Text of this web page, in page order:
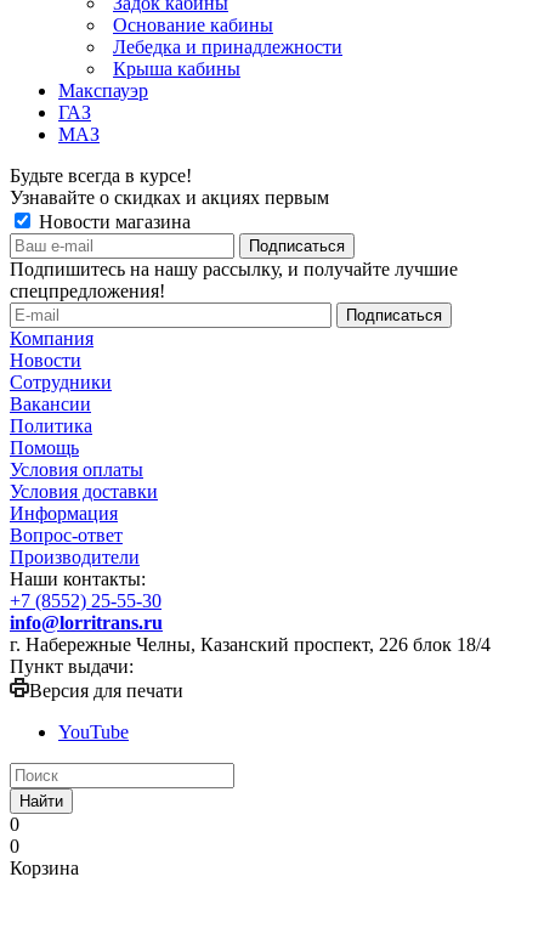
Основание кабины
Лебедка и принадлежности
Крыша кабины
Макспауэр
ГАЗ
МАЗ
Будьте всегда в курсе!
Узнавайте о скидках и акциях первым
Новости магазина
Подпишитесь на нашу рассылку, и получайте лучшие
спецпредложения!
Компания
Новости
Сотрудники
Вакансии
Политика
Помощь
Условия оплаты
Условия доставки
Информация
Вопрос-ответ
Производители
Наши контакты:
+7 (8552) 25-55-30
info@lorritrans.ru
г. Набережные Челны, Казанский проспект, 226 блок 18/4
Пункт выдачи:
Версия для печати
YouTube
Найти
0
0
Корзина